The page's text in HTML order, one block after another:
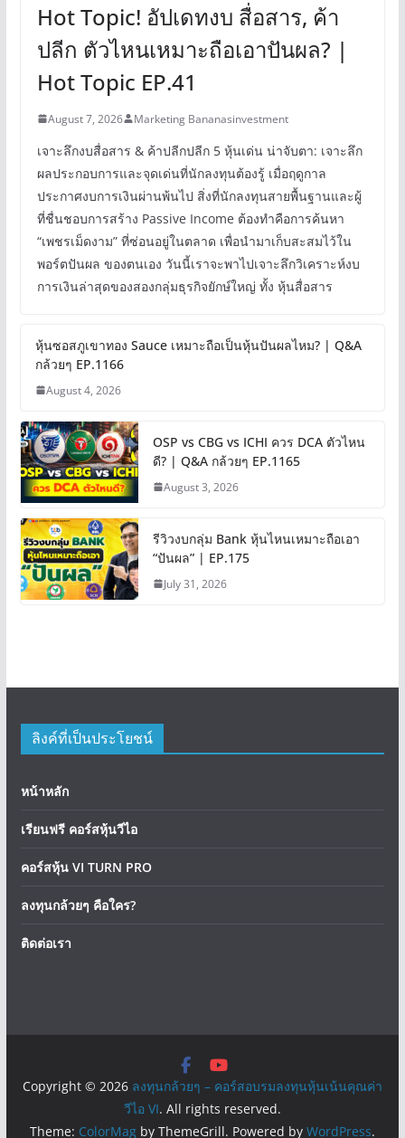
Hot Topic! อัปเดทงบ สื่อสาร, ค้า
ปลีก ตัวไหนเหมาะถือเอาปันผล? |
Hot Topic EP.41
August 7, 2026 Marketing Bananasinvestment
เจาะลึกงบสื่อสาร & ค้าปลีกปลีก 5 หุ้นเด่น น่าจับตา: เจาะลึก
ผลประกอบการและจุดเด่นที่นักลงทุนต้องรู้ เมื่อฤดูกาล
ประกาศงบการเงินผ่านพ้นไป สิ่งที่นักลงทุนสายพื้นฐานและผู้
ที่ชื่นชอบการสร้าง Passive Income ต้องทำคือการค้นหา
“เพชรเม็ดงาม” ที่ซ่อนอยู่ในตลาด เพื่อนำมาเก็บสะสมไว้ใน
พอร์ตปันผล ของตนเอง วันนี้เราจะพาไปเจาะลึกวิเคราะห์งบ
การเงินล่าสุดของสองกลุ่มธุรกิจยักษ์ใหญ่ ทั้ง หุ้นสื่อสาร
หุ้นซอสภูเขาทอง Sauce เหมาะถือเป็นหุ้นปันผลไหม? | Q&A
กล้วยๆ EP.1166
August 4, 2026
OSP vs CBG vs ICHI ควร DCA ตัวไหน
ดี? | Q&A กล้วยๆ EP.1165
August 3, 2026
รีวิวงบกลุ่ม Bank หุ้นไหนเหมาะถือเอา
“ปันผล” | EP.175
July 31, 2026
ลิงค์ที่เป็นประโยชน์
หน้าหลัก
เรียนฟรี คอร์สหุ้นวีไอ
คอร์สหุ้น VI TURN PRO
ลงทุนกล้วยๆ คือใคร?
ติดต่อเรา
Copyright © 2026 ลงทุนกล้วยๆ – คอร์สอบรมลงทุนหุ้นเน้นคุณค่า
วีไอ VI. All rights reserved.
Theme: ColorMagby ThemeGrill. Powered by WordPress.